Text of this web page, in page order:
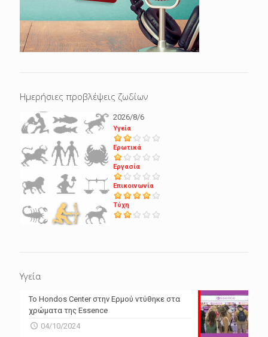
Ημερήσιες προβλέψεις ζωδίων
2026/8/6
Υγεία
Ερωτικά
Εργασία
Επικοινωνία
Τύχη
Υγεία
Το Hondos Center στην Ερμού ντύθηκε στα
χρώματα της Essence
04/10/2024